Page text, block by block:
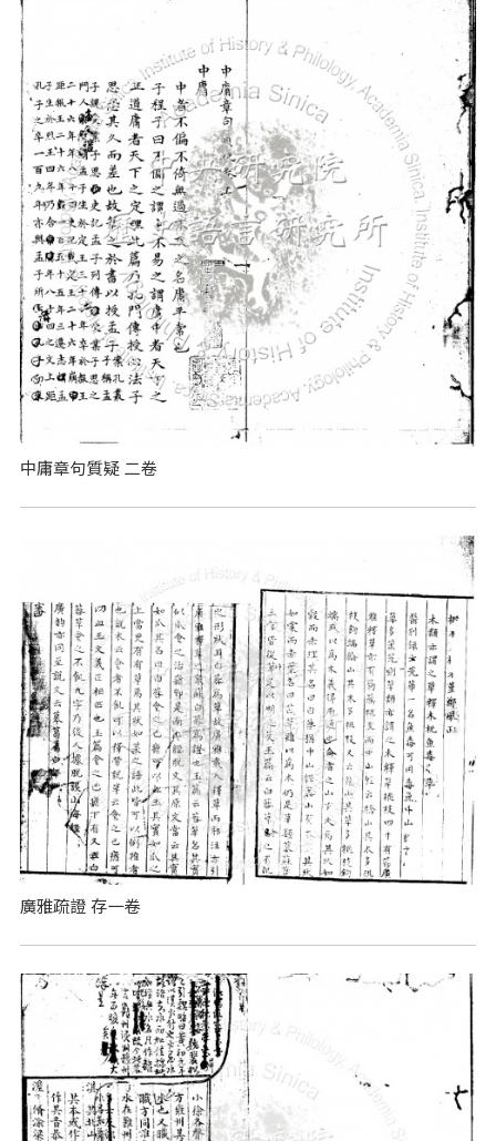
中庸章句質疑 二卷
廣雅疏證 存一卷